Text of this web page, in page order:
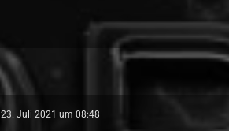
23. Juli 2021 um 08:48